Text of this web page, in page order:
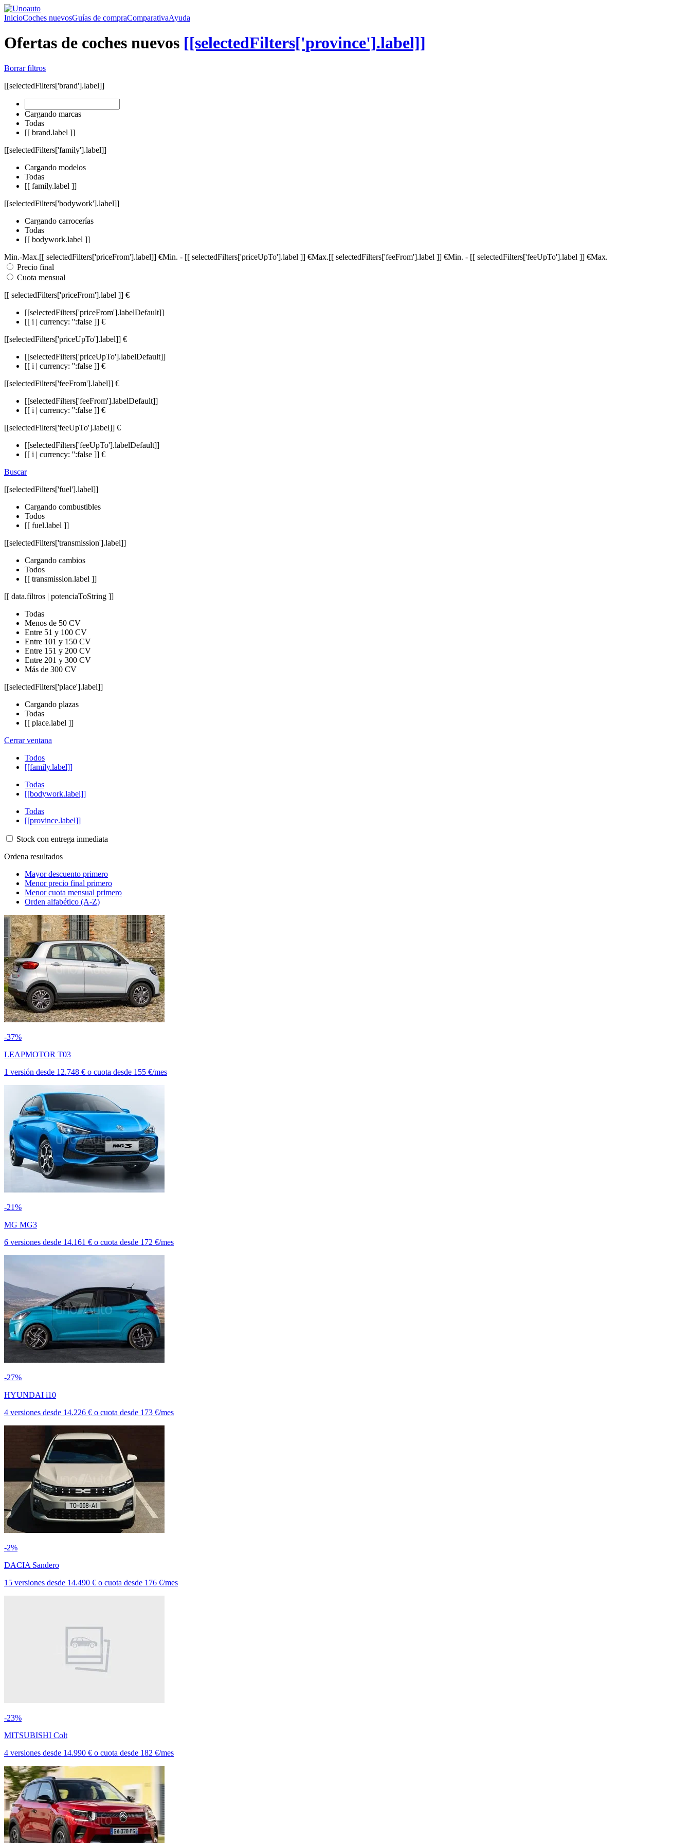
InicioCoches nuevosGuías de compraComparativaAyuda
Ofertas de coches nuevos [[selectedFilters['province'].label]]
Borrar filtros
[[selectedFilters['brand'].label]]
Cargando marcas
Todas
[[ brand.label ]]
[[selectedFilters['family'].label]]
Cargando modelos
Todas
[[ family.label ]]
[[selectedFilters['bodywork'].label]]
Cargando carrocerías
Todas
[[ bodywork.label ]]
Min.-Max.[[ selectedFilters['priceFrom'].label]] €Min. - [[ selectedFilters['priceUpTo'].label ]] €Max.[[ selectedFilters['feeFrom'].label ]] €Min. - [[ selectedFilters['feeUpTo'].label ]] €Max.
Precio final
Cuota mensual
[[ selectedFilters['priceFrom'].label ]] €
[[selectedFilters['priceFrom'].labelDefault]]
[[ i | currency: '':false ]] €
[[selectedFilters['priceUpTo'].label]] €
[[selectedFilters['priceUpTo'].labelDefault]]
[[ i | currency: '':false ]] €
[[selectedFilters['feeFrom'].label]] €
[[selectedFilters['feeFrom'].labelDefault]]
[[ i | currency: '':false ]] €
[[selectedFilters['feeUpTo'].label]] €
[[selectedFilters['feeUpTo'].labelDefault]]
[[ i | currency: '':false ]] €
Buscar
[[selectedFilters['fuel'].label]]
Cargando combustibles
Todos
[[ fuel.label ]]
[[selectedFilters['transmission'].label]]
Cargando cambios
Todos
[[ transmission.label ]]
[[ data.filtros | potenciaToString ]]
Todas
Menos de 50 CV
Entre 51 y 100 CV
Entre 101 y 150 CV
Entre 151 y 200 CV
Entre 201 y 300 CV
Más de 300 CV
[[selectedFilters['place'].label]]
Cargando plazas
Todas
[[ place.label ]]
Cerrar ventana
Todos
[[family.label]]
Todas
[[bodywork.label]]
Todas
[[province.label]]
Stock con entrega inmediata
Ordena resultados
Mayor descuento primero
Menor precio final primero
Menor cuota mensual primero
Orden alfabético (A-Z)
-37%
LEAPMOTOR T03
1 versión desde 12.748 € o cuota desde 155 €/mes
-21%
MG MG3
6 versiones desde 14.161 € o cuota desde 172 €/mes
-27%
HYUNDAI i10
4 versiones desde 14.226 € o cuota desde 173 €/mes
-2%
DACIA Sandero
15 versiones desde 14.490 € o cuota desde 176 €/mes
-23%
MITSUBISHI Colt
4 versiones desde 14.990 € o cuota desde 182 €/mes